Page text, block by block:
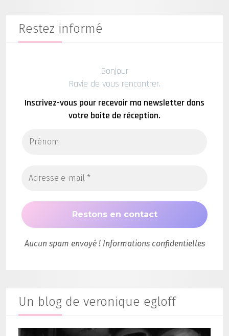
Restez informé
Bonjour
Ravie de vous rencontrer.
Inscrivez-vous pour recevoir ma newsletter dans
votre boîte de réception.
Aucun spam envoyé ! Informations confidentielles
Un blog de veronique egloff